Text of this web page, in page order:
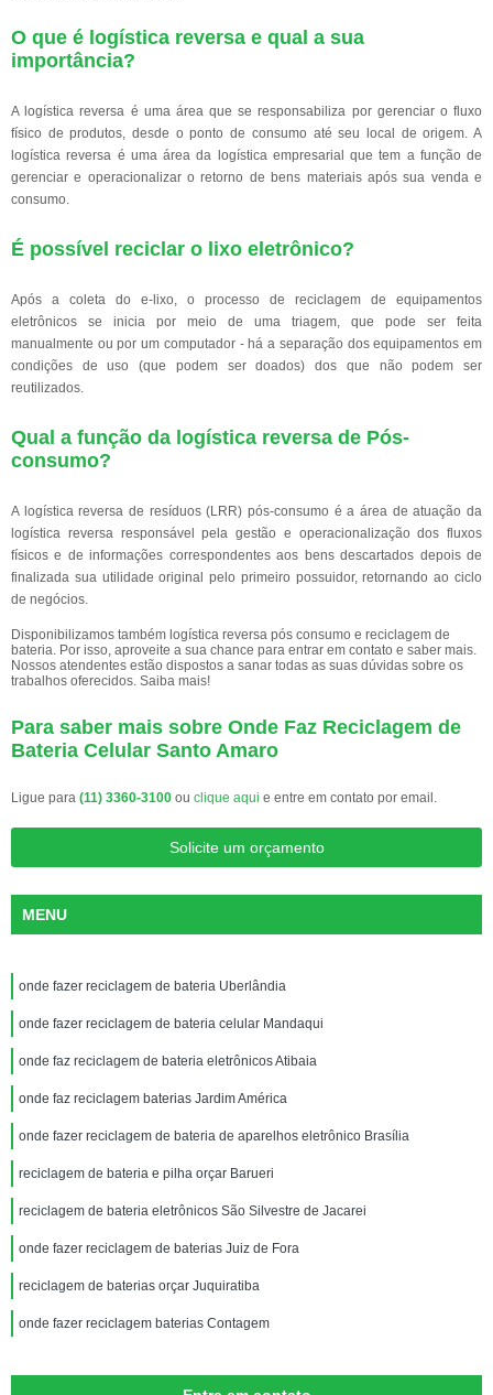
O que é logística reversa e qual a sua
importância?
A logística reversa é uma área que se responsabiliza por gerenciar o fluxo
físico de produtos, desde o ponto de consumo até seu local de origem. A
logística reversa é uma área da logística empresarial que tem a função de
gerenciar e operacionalizar o retorno de bens materiais após sua venda e
consumo.
É possível reciclar o lixo eletrônico?
Após a coleta do e-lixo, o processo de reciclagem de equipamentos
eletrônicos se inicia por meio de uma triagem, que pode ser feita
manualmente ou por um computador - há a separação dos equipamentos em
condições de uso (que podem ser doados) dos que não podem ser
reutilizados.
Qual a função da logística reversa de Pós-
consumo?
A logística reversa de resíduos (LRR) pós-consumo é a área de atuação da
logística reversa responsável pela gestão e operacionalização dos fluxos
físicos e de informações correspondentes aos bens descartados depois de
finalizada sua utilidade original pelo primeiro possuidor, retornando ao ciclo
de negócios.
Disponibilizamos também logística reversa pós consumo e reciclagem de
bateria. Por isso, aproveite a sua chance para entrar em contato e saber mais.
Nossos atendentes estão dispostos a sanar todas as suas dúvidas sobre os
trabalhos oferecidos. Saiba mais!
Para saber mais sobre Onde Faz Reciclagem de
Bateria Celular Santo Amaro
Ligue para (11) 3360-3100 ou clique aqui e entre em contato por email.
Solicite um orçamento
MENU
onde fazer reciclagem de bateria Uberlândia
onde fazer reciclagem de bateria celular Mandaqui
onde faz reciclagem de bateria eletrônicos Atibaia
onde faz reciclagem baterias Jardim América
onde fazer reciclagem de bateria de aparelhos eletrônico Brasília
reciclagem de bateria e pilha orçar Barueri
reciclagem de bateria eletrônicos São Silvestre de Jacarei
onde fazer reciclagem de baterias Juiz de Fora
reciclagem de baterias orçar Juquiratiba
onde fazer reciclagem baterias Contagem